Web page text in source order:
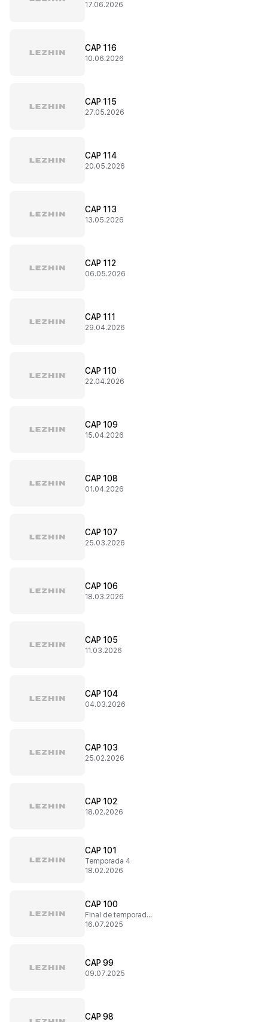
17.06.2026
CAP 116
10.06.2026
CAP 115
27.05.2026
CAP 114
20.05.2026
CAP 113
13.05.2026
CAP 112
06.05.2026
CAP 111
29.04.2026
CAP 110
22.04.2026
CAP 109
15.04.2026
CAP 108
01.04.2026
CAP 107
25.03.2026
CAP 106
18.03.2026
CAP 105
11.03.2026
CAP 104
04.03.2026
CAP 103
25.02.2026
CAP 102
18.02.2026
CAP 101
Temporada 4
18.02.2026
CAP 100
Final de temporada 3
16.07.2025
CAP 99
09.07.2025
CAP 98